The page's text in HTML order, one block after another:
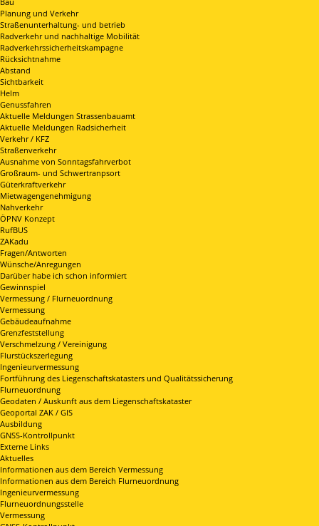
Planung und Verkehr
Straßenunterhaltung- und betrieb
Radverkehr und nachhaltige Mobilität
Radverkehrssicherheitskampagne
Rücksichtnahme
Abstand
Sichtbarkeit
Helm
Genussfahren
Aktuelle Meldungen Strassenbauamt
Aktuelle Meldungen Radsicherheit
Verkehr / KFZ
Straßenverkehr
Ausnahme von Sonntagsfahrverbot
Großraum- und Schwertranpsort
Güterkraftverkehr
Mietwagengenehmigung
Nahverkehr
ÖPNV Konzept
RufBUS
ZAKadu
Fragen/Antworten
Wünsche/Anregungen
Darüber habe ich schon informiert
Gewinnspiel
Vermessung / Flurneuordnung
Vermessung
Gebäudeaufnahme
Grenzfeststellung
Verschmelzung / Vereinigung
Flurstückszerlegung
Ingenieurvermessung
Fortführung des Liegenschaftskatasters und Qualitätssicherung
Flurneuordnung
Geodaten / Auskunft aus dem Liegenschaftskataster
Geoportal ZAK / GIS
Ausbildung
GNSS-Kontrollpunkt
Externe Links
Aktuelles
Informationen aus dem Bereich Vermessung
Informationen aus dem Bereich Flurneuordnung
Ingenieurvermessung
Flurneuordnungsstelle
Vermessung